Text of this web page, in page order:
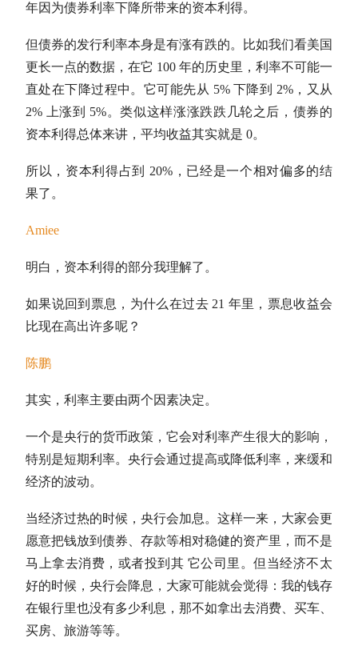
年因为债券利率下降所带来的资本利得。
但债券的发行利率本身是有涨有跌的。比如我们看美国
更长一点的数据，在它 100 年的历史里，利率不可能一
直处在下降过程中。它可能先从 5% 下降到 2%，又从
2% 上涨到 5%。类似这样涨涨跌跌几轮之后，债券的
资本利得总体来讲，平均收益其实就是 0。
所以，资本利得占到 20%，已经是一个相对偏多的结
果了。
Amiee
明白，资本利得的部分我理解了。
如果说回到 票息 ，为什么在过去 21 年里， 票息收益会
比现在高出许多呢？
陈鹏
其实，利率主要由两个因素决定。
一个是央行的货币政策，它会对利率产生很大的影响，
特别是短期利率。央行会通过提高或降低利率，来缓和
经济的波动。
当经济过热的时候，央行会加息。这样一来，大家会更
愿意把钱放到债券、存款等相对稳健的资产里，而不是
马上拿去消费，或者投到其 它公司里。但当经济不太
好的时候，央行会降息，大家可能就会觉得：我的钱存
在银行里也没有多少利息，那不如拿出去消费、买车、
买房、旅游等等。